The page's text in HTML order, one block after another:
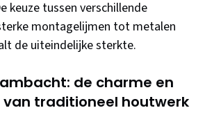
keuze tussen verschillende
montagelijmen tot metalen
de uiteindelijke sterkte.
de charme en
traditioneel houtwerk